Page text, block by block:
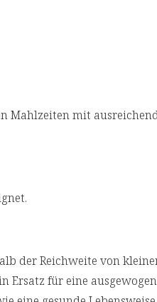
Mahlzeiten mit
der Reichweite von
Ersatz für eine